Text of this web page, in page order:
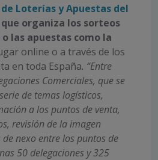
Loterías y Apuestas del
que organiza los sorteos
las apuestas como la
online o a través de los
en toda España. “Entre
Comerciales, que se
de temas logísticos,
a los puntos de venta,
revisión de la imagen
nexo entre los puntos de
50 delegaciones y 325